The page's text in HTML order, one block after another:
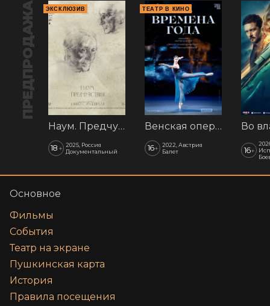
ПРЕДПРОДАЖА ЭКСКЛЮЗИВ
Наум. Предчувствия
18 + 2025, Россия
Документальный
ТЕАТР В КИНО
Венская опера: Времена года
16+
2022, Австрия
Балет
16+
Основное
Фильмы
События
Театр на экране
Пушкинская карта
История
Правила посещения